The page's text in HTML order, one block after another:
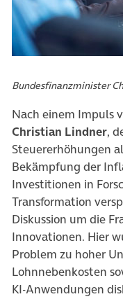
Bundesfinanzminister
Nach einem Impuls
Christian Lindner,
Steuererhöhungen
Bekämpfung der
Investitionen in
Transformation
Diskussion um die
Innovationen. Hier
Problem zu hoher
Lohnnebenkosten
KI-Anwendungen